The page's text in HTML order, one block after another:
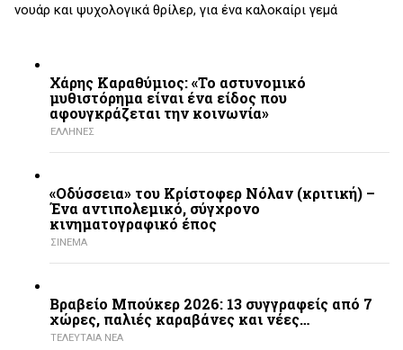
νουάρ και ψυχολογικά θρίλερ, για ένα καλοκαίρι γεμά
Χάρης Καραθύμιος: «Το αστυνομικό
μυθιστόρημα είναι ένα είδος που
αφουγκράζεται την κοινωνία»
ΕΛΛΗΝΕΣ
«Οδύσσεια» του Κρίστοφερ Νόλαν (κριτική) –
Ένα αντιπολεμικό, σύγχρονο
κινηματογραφικό έπος
ΣΙΝΕΜΑ
Βραβείο Μπούκερ 2026: 13 συγγραφείς από 7
χώρες, παλιές καραβάνες και νέες…
ΤΕΛΕΥΤΑΙΑ ΝΕΑ